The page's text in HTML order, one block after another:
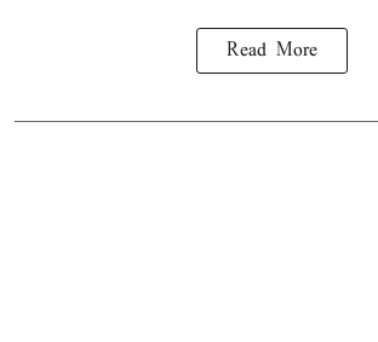
Read More